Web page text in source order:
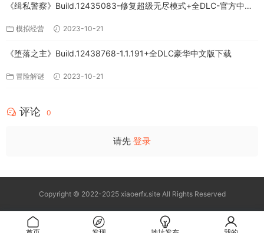
《缉私警察》Build.12435083-修复超级无尽模式+全DLC-官方中文-
模拟经营 2023-10-21
《堕落之主》Build.12438768-1.1.191+全DLC豪华中文版下载
冒险解谜 2023-10-21
评论 0
请先 登录
Copyright © 2022-2025 xiaoerfx.site All Rights Reserved